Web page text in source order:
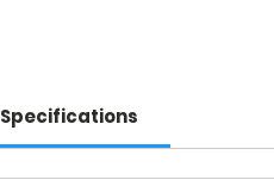
Specifications